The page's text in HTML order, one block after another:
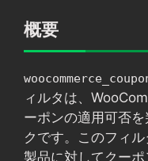
リ
概要
ィルタは、
ーポンの適用可否
クです。このフィ
製品に対してクー